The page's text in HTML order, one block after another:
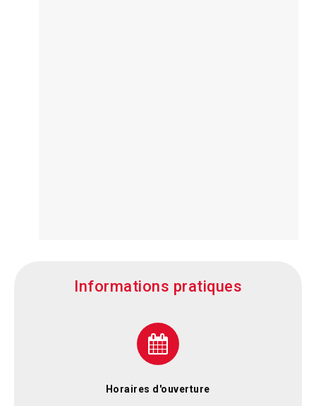
Informations pratiques
Horaires d'ouverture